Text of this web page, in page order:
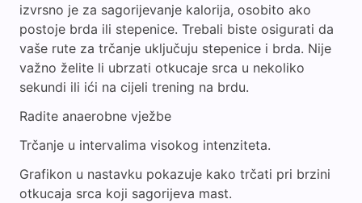
izvrsno je za sagorijevanje kalorija, osobito ako
postoje brda ili stepenice. Trebali biste osigurati da
vaše rute za trčanje uključuju stepenice i brda. Nije
važno želite li ubrzati otkucaje srca u nekoliko
sekundi ili ići na cijeli trening na brdu.
Radite anaerobne vježbe
Trčanje u intervalima visokog intenziteta.
Grafikon u nastavku pokazuje kako trčati pri brzini
otkucaja srca koji sagorijeva mast.